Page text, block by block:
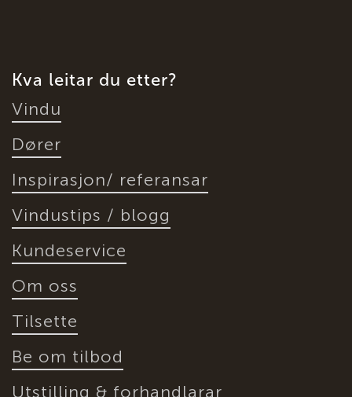
Kva leitar du etter?
Vindu
Dører
Inspirasjon/ referansar
Vindustips / blogg
Kundeservice
Om oss
Tilsette
Be om tilbod
Utstilling & forhandlarar